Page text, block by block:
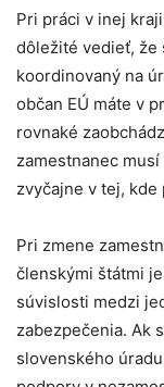
Pri práci v inej
dôležité vedieť, že
koordinovaný na
občan EÚ máte v
rovnaké
zamestnanec
zvyčajne v tej, kde
Pri zmene
členskými štátmi
súvislosti medzi
zabezpečenia. Ak
slovenského